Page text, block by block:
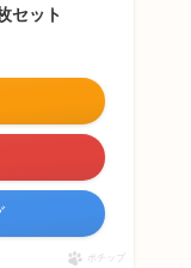
セット
ポチップ